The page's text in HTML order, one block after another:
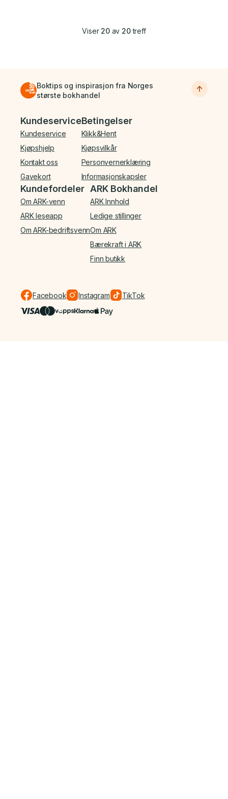
Viser 20av 20treff
Boktips og inspirasjon fra Norges
største bokhandel
Bunnmeny
Kundeservice
Kundeservice
Kjøpshjelp
Kontakt oss
Gavekort
Betingelser
Klikk&Hent
Kjøpsvilkår
Personvernerklæring
Informasjonskapsler
Kundefordeler
Om ARK-venn
ARK leseapp
Om ARK-bedriftsvenn
ARK Bokhandel
ARK Innhold
Ledige stillinger
Om ARK
Bærekraft i ARK
Finn butikk
Facebook Instagram TikTok